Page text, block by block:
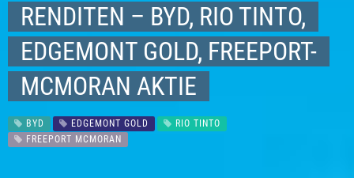
RENDITEN – BYD, RIO TINTO,
EDGEMONT GOLD, FREEPORT-
MCMORAN AKTIE
BYD EDGEMONT GOLD
RIO TINTO
FREEPORT MCMORAN